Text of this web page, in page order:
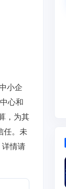
小企
心和
，为其
任。未
情请